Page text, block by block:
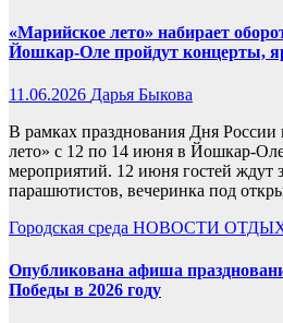
«Марийское лето» набирает
Йошкар-Оле пройдут концерты,
11.06.2026 Дарья Быкова
В рамках празднования Дня
лето» с 12 по 14 июня в Йошкар-
мероприятий. 12 июня гостей ждут
парашютистов, вечеринка под
Городская среда НОВОСТИ
Опубликована афиша
Победы в 2026 году